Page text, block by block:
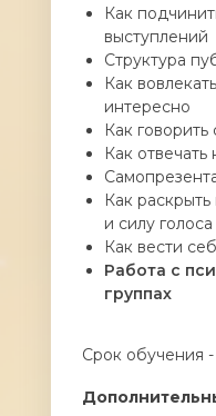
Как
выступлений
Структура
Как
интересно
Как
Как
Как
и силу голоса
Как вести
Работа с
группах
Срок обучения -